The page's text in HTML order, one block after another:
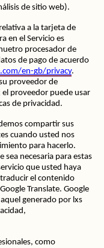
de sitio web).
a la tarjeta de
en el Servicio es
procesador de
de pago de acuerdo
en-gb/privacy.
proveedor de
proveedor puede usar
de privacidad.
compartir sus
cuando usted nos
para hacerlo.
necesaria para estas
que usted haya
el contenido
Translate. Google
generado por lxs
como